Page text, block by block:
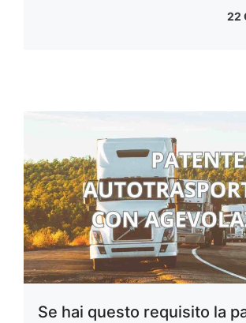
22
Se hai questo requisito la